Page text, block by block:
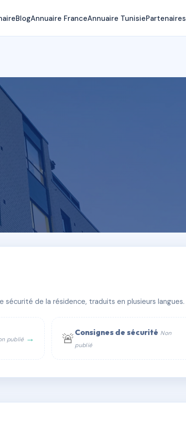
BlogAnnuaire FranceAnnuaire TunisiePartenaires
de la résidence, traduits en plusieurs langues.
publié → 🚨 Consignes de sécurité Non
publié